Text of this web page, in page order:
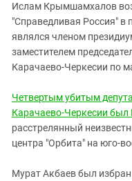
Ислам Крымшамхалов
"Справедливая Россия" в
являлся членом
заместителем
Карачаево-Черкесии по
Четвертым убитым
Карачаево-Черкесии был
расстрелянный
центра "Орбита" на юго-
Мурат Акбаев был